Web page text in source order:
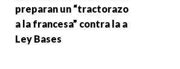
preparan un “tractorazo
a la francesa” contra la a
Ley Bases